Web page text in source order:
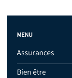
MENU
Assurances
Bien être